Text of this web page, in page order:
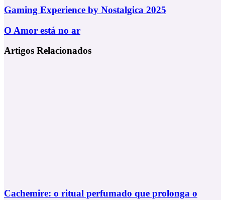
Gaming
Experience
by
Nostalgica
Gaming Experience by Nostalgica 2025
O
está
no
O Amor está no ar
Artigos Relacionados
Cachemire: o ritual perfumado que prolonga o